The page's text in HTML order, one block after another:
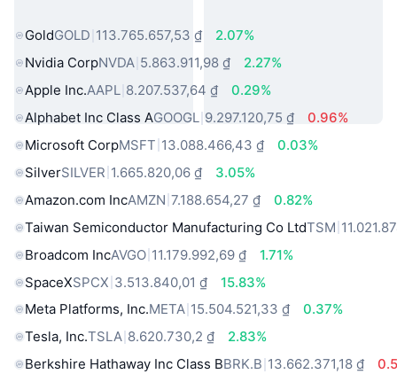
GoldGOLD 113.765.657,53 ₫
2.07%
Nvidia CorpNVDA 5.863.911,98 ₫
2.27%
Apple Inc.AAPL 8.207.537,64 ₫
0.29%
Alphabet Inc Class AGOOGL 9.297.120,75 ₫
0.96%
Microsoft CorpMSFT 13.088.466,43 ₫
0.03%
SilverSILVER 1.665.820,06 ₫
3.05%
Amazon.com IncAMZN 7.188.654,27 ₫
0.82%
Taiwan Semiconductor Manufacturing Co LtdTSM
Broadcom IncAVGO 11.179.992,69 ₫
1.71%
SpaceXSPCX 3.513.840,01 ₫
15.83%
Meta Platforms, Inc.META 15.504.521,33 ₫
0.37%
Tesla, Inc.TSLA 8.620.730,2 ₫
2.83%
Berkshire Hathaway Inc Class BBRK.B 13.662.371,18 ₫